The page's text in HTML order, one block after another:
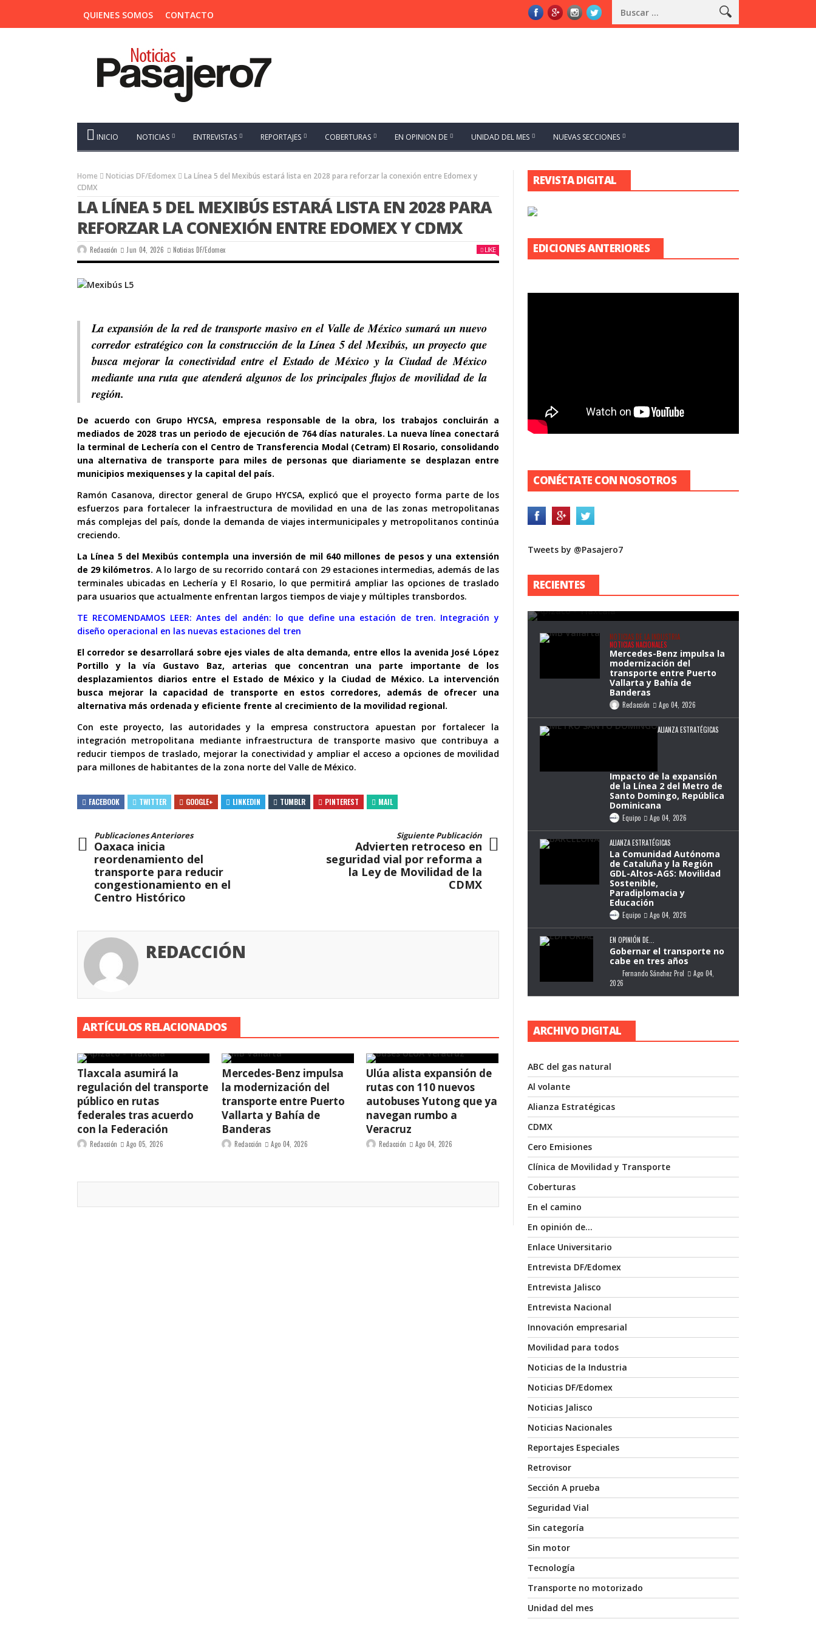
QUIENES SOMOS CONTACTO
INICIO NOTICIAS ENTREVISTAS REPORTAJES COBERTURAS EN OPINION DE UNIDAD DEL MES NUEVAS SECCIONES
Home Noticias DF/Edomex
La Línea 5 del Mexibús estará lista en 2028 para reforzar la conexión entre Edomex y
CDMX
LA LÍNEA 5 DEL MEXIBÚS ESTARÁ LISTA EN 2028 PARA
REFORZAR LA CONEXIÓN ENTRE EDOMEX Y CDMX
Redacción Jun 04, 2026 Noticias DF/Edomex LIKE
La expansión de la red de transporte masivo en el Valle de México sumará un nuevo
corredor estratégico con la construcción de la Línea 5 del Mexibús, un proyecto que
busca mejorar la conectividad entre el Estado de México y la Ciudad de México
mediante una ruta que atenderá algunos de los principales flujos de movilidad de la
región.
De acuerdo con Grupo HYCSA, empresa responsable de la obra, los trabajos concluirán a
mediados de 2028 tras un periodo de ejecución de 764 días naturales. La nueva línea conectará
la terminal de Lechería con el Centro de Transferencia Modal (Cetram) El Rosario, consolidando
una alternativa de transporte para miles de personas que diariamente se desplazan entre
municipios mexiquenses y la capital del país.
Ramón Casanova, director general de Grupo HYCSA, explicó que el proyecto forma parte de los
esfuerzos para fortalecer la infraestructura de movilidad en una de las zonas metropolitanas
más complejas del país, donde la demanda de viajes intermunicipales y metropolitanos continúa
creciendo.
La Línea 5 del Mexibús contempla una inversión de mil 640 millones de pesos y una extensión
de 29 kilómetros. A lo largo de su recorrido contará con 29 estaciones intermedias, además de las
terminales ubicadas en Lechería y El Rosario, lo que permitirá ampliar las opciones de traslado
para usuarios que actualmente enfrentan largos tiempos de viaje y múltiples transbordos.
TE RECOMENDAMOS LEER:Antes del andén: lo que define una estación de tren. Integración y
diseño operacional en las nuevas estaciones del tren
El corredor se desarrollará sobre ejes viales de alta demanda, entre ellos la avenida José López
Portillo y la vía Gustavo Baz, arterias que concentran una parte importante de los
desplazamientos diarios entre el Estado de México y la Ciudad de México. La intervención
busca mejorar la capacidad de transporte en estos corredores, además de ofrecer una
alternativa más ordenada y eficiente frente al crecimiento de la movilidad regional.
Con este proyecto, las autoridades y la empresa constructora apuestan por fortalecer la
integración metropolitana mediante infraestructura de transporte masivo que contribuya a
reducir tiempos de traslado, mejorar la conectividad y ampliar el acceso a opciones de movilidad
para millones de habitantes de la zona norte del Valle de México.
FACEBOOK TWITTER GOOGLE+ LINKEDIN TUMBLR PINTEREST MAIL
Publicaciones Anteriores
Oaxaca inicia
reordenamiento del
transporte para reducir
congestionamiento en el
Centro Histórico
Siguiente Publicación
Advierten retroceso en
seguridad vial por reforma a
la Ley de Movilidad de la
CDMX
REDACCIÓN
ARTÍCULOS RELACIONADOS
Tlaxcala asumirá la
regulación del transporte
público en rutas
federales tras acuerdo
con la Federación
Redacción Ago 05, 2026
Mercedes-Benz impulsa
la modernización del
transporte entre Puerto
Vallarta y Bahía de
Banderas
Redacción Ago 04, 2026
Ulúa alista expansión de
rutas con 110 nuevos
autobuses Yutong que ya
navegan rumbo a
Veracruz
Redacción Ago 04, 2026
REVISTA DIGITAL
EDICIONES ANTERIORES
CONÉCTATE CON NOSOTROS
Tweets by @Pasajero7
RECIENTES
Tlaxcala asumirá la
regulación del transporte
público en rutas federales
tras acuerdo con la
Federación
NOTICIAS DE LA INDUSTRIA
NOTICIAS NACIONALES
Mercedes-Benz impulsa la
modernización del
transporte entre Puerto
Vallarta y Bahía de
Banderas
Redacción Ago 04, 2026
ALIANZA ESTRATÉGICAS
Impacto de la expansión
de la Línea 2 del Metro de
Santo Domingo, República
Dominicana
Equipo Ago 04, 2026
ALIANZA ESTRATÉGICAS
La Comunidad Autónoma
de Cataluña y la Región
GDL-Altos-AGS: Movilidad
Sostenible,
Paradiplomacia y
Educación
Equipo Ago 04, 2026
EN OPINIÓN DE...
Gobernar el transporte no
cabe en tres años
Fernando Sánchez Prol
Ago 04,
2026
ARCHIVO DIGITAL
ABC del gas natural
Al volante
Alianza Estratégicas
CDMX
Cero Emisiones
Clínica de Movilidad y Transporte
Coberturas
En el camino
En opinión de…
Enlace Universitario
Entrevista DF/Edomex
Entrevista Jalisco
Entrevista Nacional
Innovación empresarial
Movilidad para todos
Noticias de la Industria
Noticias DF/Edomex
Noticias Jalisco
Noticias Nacionales
Reportajes Especiales
Retrovisor
Sección A prueba
Seguridad Vial
Sin categoría
Sin motor
Tecnología
Transporte no motorizado
Unidad del mes